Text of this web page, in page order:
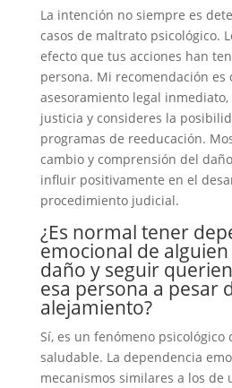
La intención no siempre es
casos de maltrato psicológico.
efecto que tus acciones han
persona. Mi recomendación es
asesoramiento legal inmediato,
justicia y consideres la
programas de reeducación.
cambio y comprensión del
influir positivamente en el
procedimiento judicial.
¿Es normal tener
emocional de
daño y seguir
esa persona a pesar
alejamiento?
Sí, es un fenómeno psicológico
saludable. La dependencia
mecanismos similares a los de